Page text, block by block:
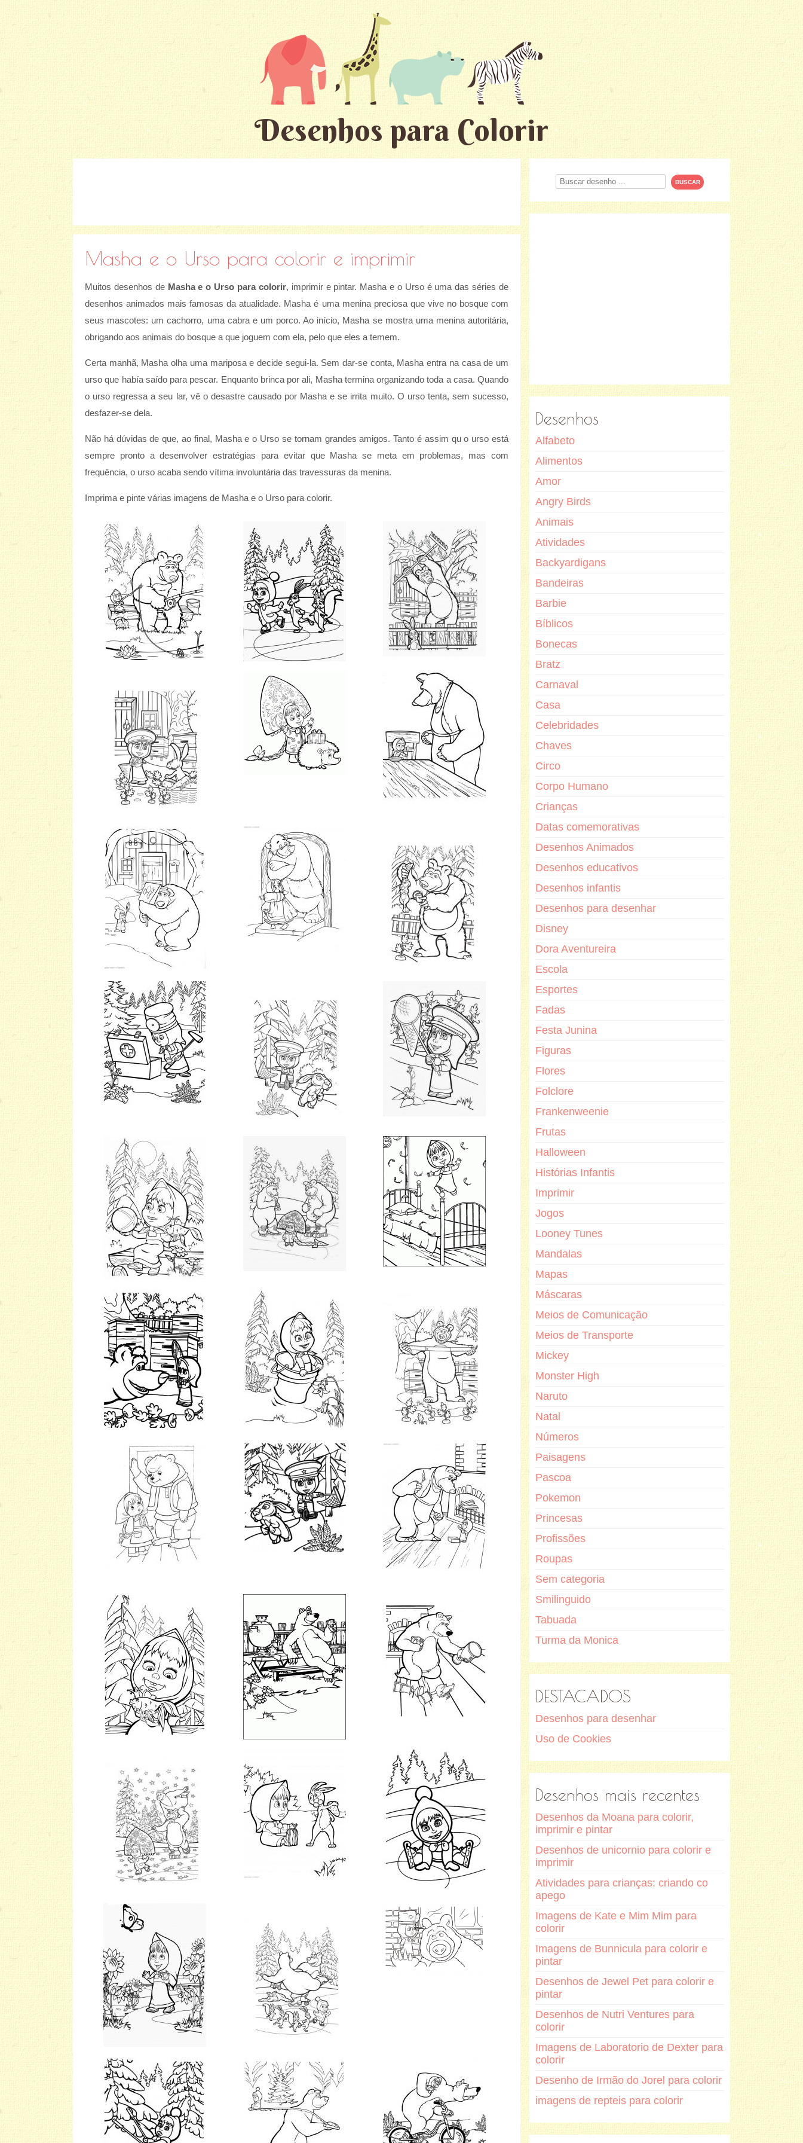
Desenhos para Colorir
Masha e o Urso para colorir e imprimir
Muitos desenhos de Masha e o Urso para colorir, imprimir e pintar. Masha e o Urso é uma das séries de
desenhos animados mais famosas da atualidade. Masha é uma menina preciosa que vive no bosque com
seus mascotes: um cachorro, uma cabra e um porco. Ao início, Masha se mostra uma menina autoritária,
obrigando aos animais do bosque a que joguem com ela, pelo que eles a temem.
Certa manhã, Masha olha uma mariposa e decide segui-la. Sem dar-se conta, Masha entra na casa de um
urso que había saído para pescar. Enquanto brinca por ali, Masha termina organizando toda a casa. Quando
o urso regressa a seu lar, vê o desastre causado por Masha e se irrita muito. O urso tenta, sem sucesso,
desfazer-se dela.
Não há dúvidas de que, ao final, Masha e o Urso se tornam grandes amigos. Tanto é assim qu o urso está
sempre pronto a desenvolver estratégias para evitar que Masha se meta em problemas, mas com
frequência, o urso acaba sendo vítima involuntária das travessuras da menina.
Imprima e pinte várias imagens de Masha e o Urso para colorir.
Procurar
Desenhos
Alfabeto
Alimentos
Amor
Angry Birds
Animais
Atividades
Backyardigans
Bandeiras
Barbie
Bíblicos
Bonecas
Bratz
Carnaval
Casa
Celebridades
Chaves
Circo
Corpo Humano
Crianças
Datas comemorativas
Desenhos Animados
Desenhos educativos
Desenhos infantis
Desenhos para desenhar
Disney
Dora Aventureira
Escola
Esportes
Fadas
Festa Junina
Figuras
Flores
Folclore
Frankenweenie
Frutas
Halloween
Histórias Infantis
Imprimir
Jogos
Looney Tunes
Mandalas
Mapas
Máscaras
Meios de Comunicação
Meios de Transporte
Mickey
Monster High
Naruto
Natal
Números
Paisagens
Pascoa
Pokemon
Princesas
Profissões
Roupas
Sem categoria
Smilinguido
Tabuada
Turma da Monica
DESTACADOS
Desenhos para desenhar
Uso de Cookies
Desenhos mais recentes
Desenhos da Moana para colorir,
imprimir e pintar
Desenhos de unicornio para colorir e
imprimir
Atividades para crianças: criando co
apego
Imagens de Kate e Mim Mim para
colorir
Imagens de Bunnicula para colorir e
pintar
Desenhos de Jewel Pet para colorir e
pintar
Desenhos de Nutri Ventures para
colorir
Imagens de Laboratorio de Dexter para
colorir
Desenho de Irmão do Jorel para colorir
imagens de repteis para colorir